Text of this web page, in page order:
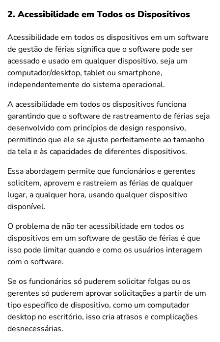
2. Acessibilidade em Todos os Dispositivos
Acessibilidade em todos os dispositivos em um software
de gestão de férias significa que o software pode ser
acessado e usado em qualquer dispositivo, seja um
computador/desktop, tablet ou smartphone,
independentemente do sistema operacional.
A acessibilidade em todos os dispositivos funciona
garantindo que o software de rastreamento de férias seja
desenvolvido com princípios de design responsivo,
permitindo que ele se ajuste perfeitamente ao tamanho
da tela e às capacidades de diferentes dispositivos.
Essa abordagem permite que funcionários e gerentes
solicitem, aprovem e rastreiem as férias de qualquer
lugar, a qualquer hora, usando qualquer dispositivo
disponível.
O problema de não ter acessibilidade em todos os
dispositivos em um software de gestão de férias é que
isso pode limitar quando e como os usuários interagem
com o software.
Se os funcionários só puderem solicitar folgas ou os
gerentes só puderem aprovar solicitações a partir de um
tipo específico de dispositivo, como um computador
desktop no escritório, isso cria atrasos e complicações
desnecessárias.